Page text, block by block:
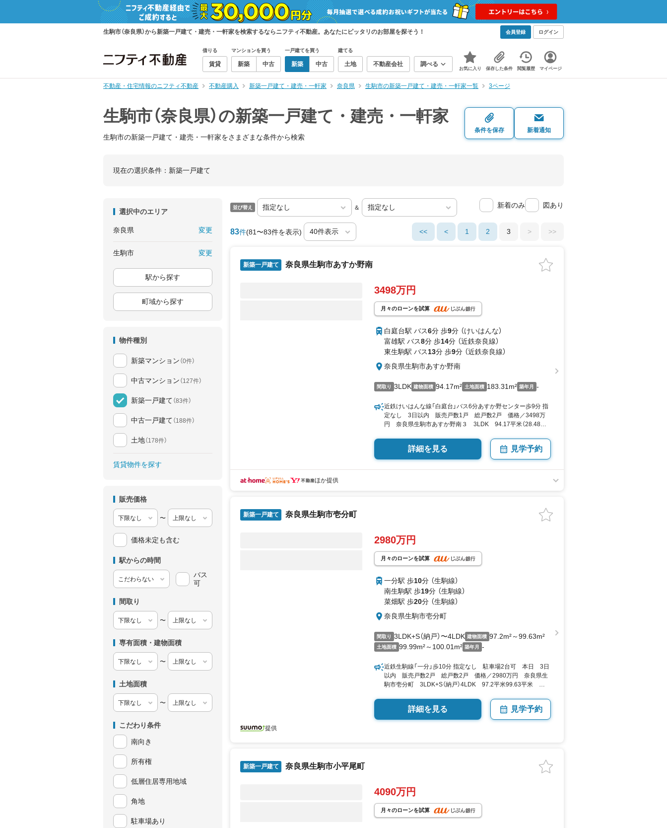
生駒市（奈良県）から新築一戸建て・建売・一軒家を検索するならニフティ不動産。あなたにピッタリのお部屋を探そう！ 会員登録 ログイン
借りる
賃貸
マンションを買う
新築 中古
一戸建てを買う
新築 中古
建てる
土地 不動産会社 調べる
お気に入り 保存した条件 閲覧履歴 マイページ
不動産・住宅情報のニフティ不動産 不動産購入 新築一戸建て・建売・一軒家 奈良県 生駒市の新築一戸建て・建売・一軒家一覧 3ページ
生駒市（奈良県）の新築一戸建て・建売・一軒家
生駒市の新築一戸建て・建売・一軒家をさまざまな条件から検索
条件を保存 新着通知
現在の選択条件： 新築一戸建て
選択中のエリア
奈良県 変更
生駒市 変更
駅から探す
町域から探す
物件種別
新築マンション （0件）
中古マンション （127件）
新築一戸建て （83件）
中古一戸建て （188件）
土地（178件）
賃貸物件を探す
販売価格
〜
価格未定も含む
駅からの時間
バス
可
間取り
〜
専有面積・建物面積
〜
土地面積
〜
こだわり条件
南向き
所有権
低層住居専用地域
角地
駐車場あり
並び替え ＆ 新着のみ 図あり
83件(81〜83件を表示) << < 1 2 3 > >>
新築一戸建て 奈良県生駒市あすか野南
3498万円
月々のローンを試算
白庭台駅 バス6分 歩9分 （けいはんな）
富雄駅 バス8分 歩14分 （近鉄奈良線）
東生駒駅 バス13分 歩9分 （近鉄奈良線）
奈良県生駒市あすか野南
間取り 3LDK 建物面積 94.17m² 土地面積 183.31m² 築年月 -
近鉄けいはんな線「白庭台」バス6分あすか野センター歩9分 指
定なし 3日以内 販売戸数1戸 総戸数2戸 価格／3498万
円 奈良県生駒市あすか野南３ 3LDK 94.17平米（28.48坪）
詳細を見る 見学予約
ほか提供
新築一戸建て 奈良県生駒市壱分町
2980万円
月々のローンを試算
一分駅 歩10分 （生駒線）
南生駒駅 歩19分 （生駒線）
菜畑駅 歩20分 （生駒線）
奈良県生駒市壱分町
間取り 3LDK+S（納戸）〜4LDK 建物面積 97.2m²～99.63m²
土地面積 99.99m²～100.01m² 築年月 -
近鉄生駒線「一分」歩10分 指定なし 駐車場2台可 本日 3日
以内 販売戸数2戸 総戸数2戸 価格／2980万円 奈良県生
駒市壱分町 3LDK+S（納戸）4LDK 97.2平米99.63平米 向
詳細を見る 見学予約
提供
新築一戸建て 奈良県生駒市小平尾町
4090万円
月々のローンを試算